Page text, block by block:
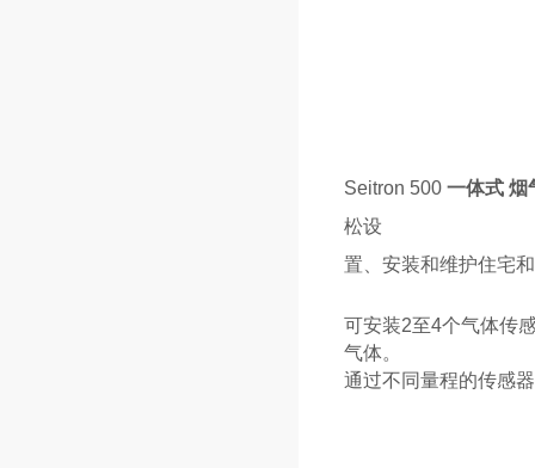
Seitron 500 一体式 烟
松设
置、安装和维护住宅
可安装2至4个气体传
气体。
通过不同量程的传感